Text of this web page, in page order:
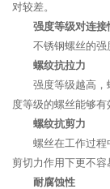
对较差。
强度等级对连接
不锈钢螺丝的
螺纹抗拉力
强度等级越高
度等级的螺丝能够有
螺纹抗剪力
螺丝在工作过
剪切力作用下更不容
耐腐蚀性